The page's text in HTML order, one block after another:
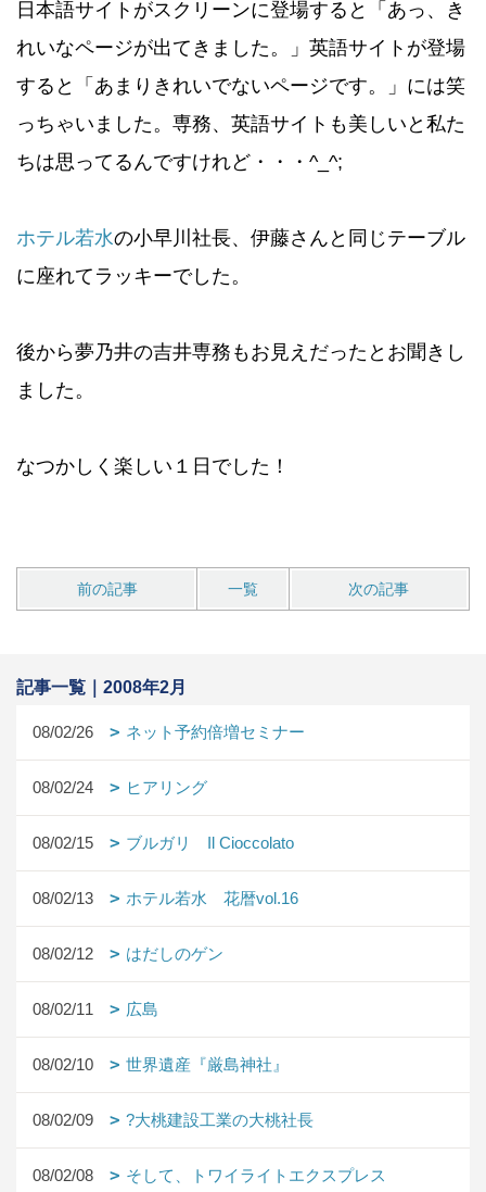
日本語サイトがスクリーンに登場すると「あっ、き
れいなページが出てきました。」英語サイトが登場
すると「あまりきれいでないページです。」には笑
っちゃいました。専務、英語サイトも美しいと私た
ちは思ってるんですけれど・・・^_^;
ホテル若水の小早川社長、伊藤さんと同じテーブル
に座れてラッキーでした。
後から夢乃井の吉井専務もお見えだったとお聞きし
ました。
なつかしく楽しい１日でした！
前の記事 一覧 次の記事
記事一覧｜2008年2月
08/02/26 ネット予約倍増セミナー
08/02/24 ヒアリング
08/02/15 ブルガリ Il Cioccolato
08/02/13 ホテル若水 花暦vol.16
08/02/12 はだしのゲン
08/02/11 広島
08/02/10 世界遺産『厳島神社』
08/02/09 ?大桃建設工業の大桃社長
08/02/08 そして、トワイライトエクスプレス